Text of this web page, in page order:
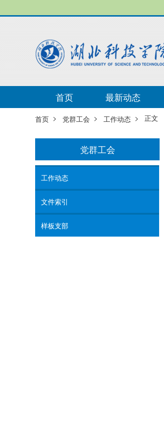
首页 最新动态
首页 > 党群工会 > 工作动态 > 正文
党群工会
工作动态
文件索引
样板支部